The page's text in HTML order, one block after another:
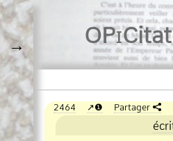
→ OPi
2464 ❶ Partager